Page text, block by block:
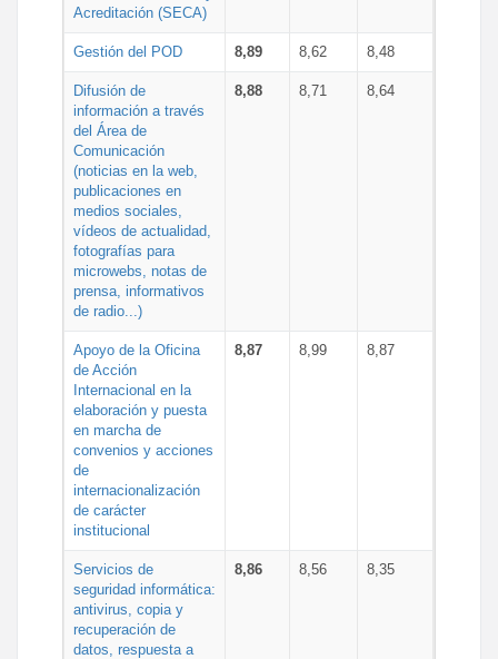
Acreditación (SECA)
Gestión del POD 8,89 8,62 8,48
Difusión de
información a través
del Área de
Comunicación
(noticias en la web,
publicaciones en
medios sociales,
vídeos de actualidad,
fotografías para
microwebs, notas de
prensa, informativos
de radio...)
8,88 8,71 8,64
Apoyo de la Oficina
de Acción
Internacional en la
elaboración y puesta
en marcha de
convenios y acciones
de
internacionalización
de carácter
institucional
8,87 8,99 8,87
Servicios de
seguridad informática:
antivirus, copia y
recuperación de
datos, respuesta a
8,86 8,56 8,35